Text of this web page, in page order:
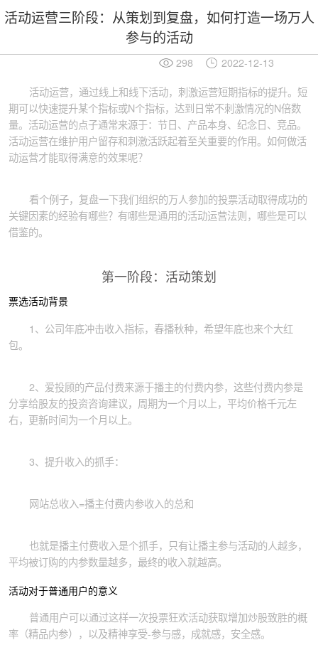
活动运营三阶段：从策划到复盘，如何打造一场万人
参与的活动
298 2022-12-13
活动运营，通过线上和线下活动，刺激运营短期指标的提升。短
期可以快速提升某个指标或N个指标，达到日常不刺激情况的N倍数
量。活动运营的点子通常来源于：节日、产品本身、纪念日、竞品。
活动运营在维护用户留存和刺激活跃起着至关重要的作用。如何做活
动运营才能取得满意的效果呢？
看个例子，复盘一下我们组织的万人参加的投票活动取得成功的
关键因素的经验有哪些？有哪些是通用的活动运营法则，哪些是可以
借鉴的。
第一阶段：活动策划
票选活动背景
1、公司年底冲击收入指标，春播秋种，希望年底也来个大红
包。
2、爱投顾的产品付费来源于播主的付费内参，这些付费内参是
分享给股友的投资咨询建议，周期为一个月以上，平均价格千元左
右，更新时间为一个月以上。
3、提升收入的抓手：
网站总收入=播主付费内参收入的总和
也就是播主付费收入是个抓手，只有让播主参与活动的人越多，
平均被订购的内参数量越多，最终的收入就越高。
活动对于普通用户的意义
普通用户可以通过这样一次投票狂欢活动获取增加炒股致胜的概
率（精品内参），以及精神享受-参与感，成就感，安全感。